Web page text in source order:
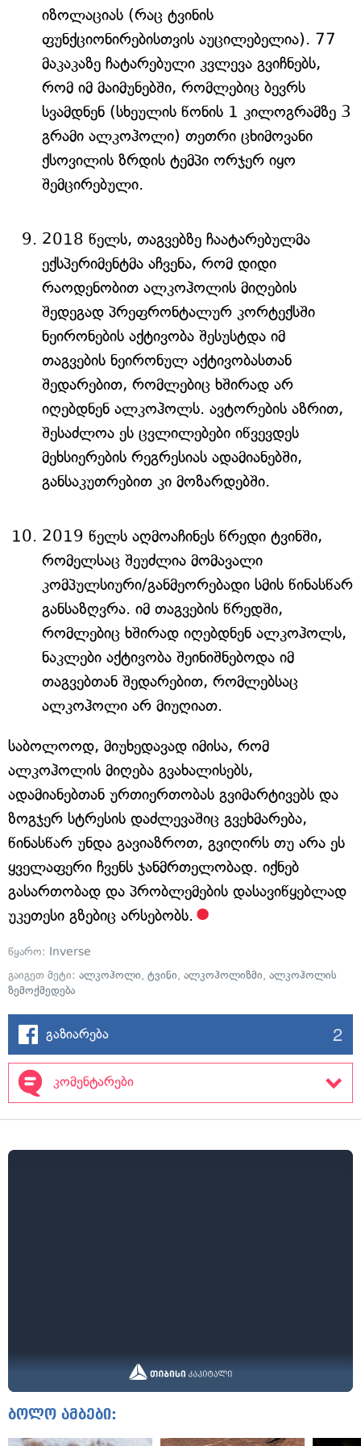
იზოლაციას (რაც ტვინის
ფუნქციონირებისთვის აუცილებელია). 77
მაკაკაზე ჩატარებული კვლევა გვიჩნებს,
რომ იმ მაიმუნებში, რომლებიც ბევრს
სვამდნენ (სხეულის წონის 1 კილოგრამზე 3
გრამი ალკოჰოლი) თეთრი ცხიმოვანი
ქსოვილის ზრდის ტემპი ორჯერ იყო
შემცირებული.
2018 წელს, თაგვებზე ჩაატარებულმა
ექსპერიმენტმა აჩვენა, რომ დიდი
რაოდენობით ალკოჰოლის მიღების
შედეგად პრეფრონტალურ კორტექსში
ნეირონების აქტივობა შესუსტდა იმ
თაგვების ნეირონულ აქტივობასთან
შედარებით, რომლებიც ხშირად არ
იღებდნენ ალკოჰოლს. ავტორების აზრით,
შესაძლოა ეს ცვლილებები იწვევდეს
მეხსიერების რეგრესიას ადამიანებში,
განსაკუთრებით კი მოზარდებში.
2019 წელს აღმოაჩინეს წრედი ტვინში,
რომელსაც შეუძლია მომავალი
კომპულსიური/განმეორებადი სმის წინასწარ
განსაზღვრა. იმ თაგვების წრედში,
რომლებიც ხშირად იღებდნენ ალკოჰოლს,
ნაკლები აქტივობა შეინიშნებოდა იმ
თაგვებთან შედარებით, რომლებსაც
ალკოჰოლი არ მიუღიათ.
საბოლოოდ, მიუხედავად იმისა, რომ
ალკოჰოლის მიღება გვახალისებს,
ადამიანებთან ურთიერთობას გვიმარტივებს და
ზოგჯერ სტრესის დაძლევაშიც გვეხმარება,
წინასწარ უნდა გავიაზროთ, გვიღირს თუ არა ეს
ყველაფერი ჩვენს ჯანმრთელობად. იქნებ
გასართობად და პრობლემების დასავიწყებლად
უკეთესი გზებიც არსებობს.
წყარო: Inverse
გაიგეთ მეტი: ალკოჰოლი, ტვინი, ალკოჰოლიზმი, ალკოჰოლის
ზემოქმედება
გაზიარება 2
კომენტარები
ბოლო ამბები: